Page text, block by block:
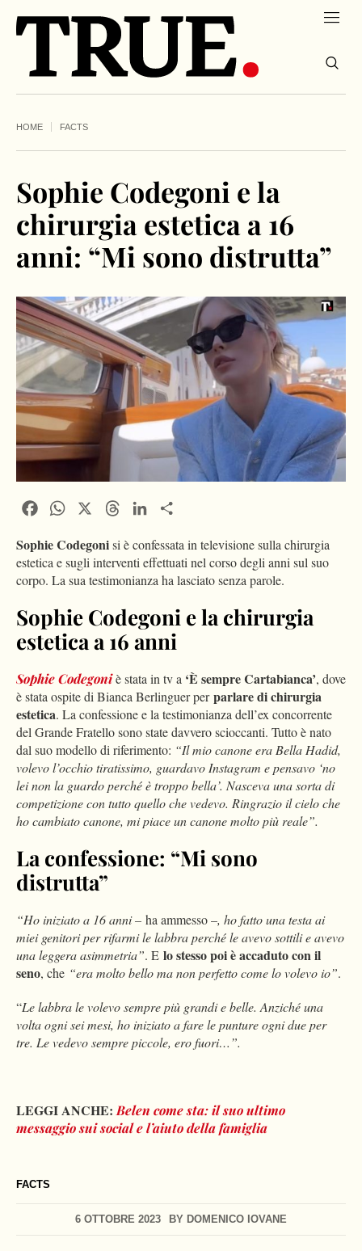
HOME FACTS
FACTS
Sophie Codegoni e la
chirurgia estetica a 16
anni: “Mi sono distrutta”
6 OTTOBRE 2023 BY DOMENICO IOVANE
FacebookWhatsApp ThreadsLinkedIn
Sophie Codegonisi è confessata in televisione sulla chirurgia
estetica e sugli interventi effettuati nel corso degli anni sul suo
corpo. La sua testimonianza ha lasciato senza parole.
Sophie Codegoni e la chirurgia
estetica a 16 anni
Sophie Codegoniè stata in tv a ‘È sempre Cartabianca’, dove
è stata ospite di Bianca Berlinguer perparlare di chirurgia
estetica. La confessione e la testimonianza dell’ex concorrente
del Grande Fratello sono state davvero scioccanti. Tutto è nato
dal suo modello di riferimento: “Il mio canone era Bella Hadid,
volevo l’occhio tiratissimo, guardavo Instagram e pensavo ‘no
lei non la guardo perché è troppo bella’. Nasceva una sorta di
competizione con tutto quello che vedevo. Ringrazio il cielo che
ho cambiato canone, mi piace un canone molto più reale”.
La confessione: “Mi sono
distrutta”
“Ho iniziato a 16 anni – ha ammesso –, ho fatto una testa ai
miei genitori per rifarmi le labbra perché le avevo sottili e avevo
una leggera asimmetria”. E lo stesso poi è accaduto con il
seno, che “era molto bello ma non perfetto come lo volevo io”.
“Le labbra le volevo sempre più grandi e belle. Anziché una
volta ogni sei mesi, ho iniziato a fare le punture ogni due per
tre. Le vedevo sempre piccole, ero fuori…”.
LEGGI ANCHE: Belen come sta: il suo ultimo
messaggio sui social e l’aiuto della famiglia